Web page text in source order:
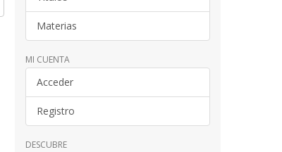
Materias
MI CUENTA
Acceder
Registro
DESCUBRE